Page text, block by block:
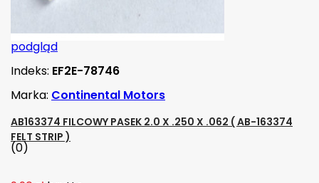
podgląd
Indeks: EF2E-78746
Marka: Continental Motors
AB163374 FILCOWY PASEK 2.0 X .250 X .062 ( AB-163374
FELT STRIP )
(0)